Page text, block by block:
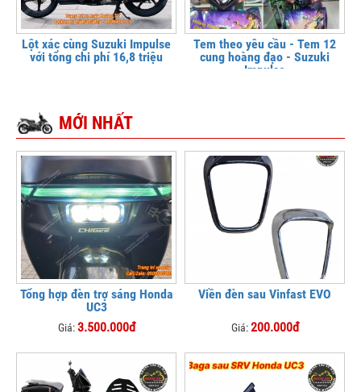
Lột xác cùng Suzuki Impulse
với tổng chi phí 16,8 triệu
Tem theo yêu cầu - Tem 12
cung hoàng đạo - Suzuki
Impulse
MỚI NHẤT
Tổng hợp đèn trợ sáng Honda
UC3
Giá:3.500.000đ
Viền đèn sau Vinfast EVO
Giá:200.000đ